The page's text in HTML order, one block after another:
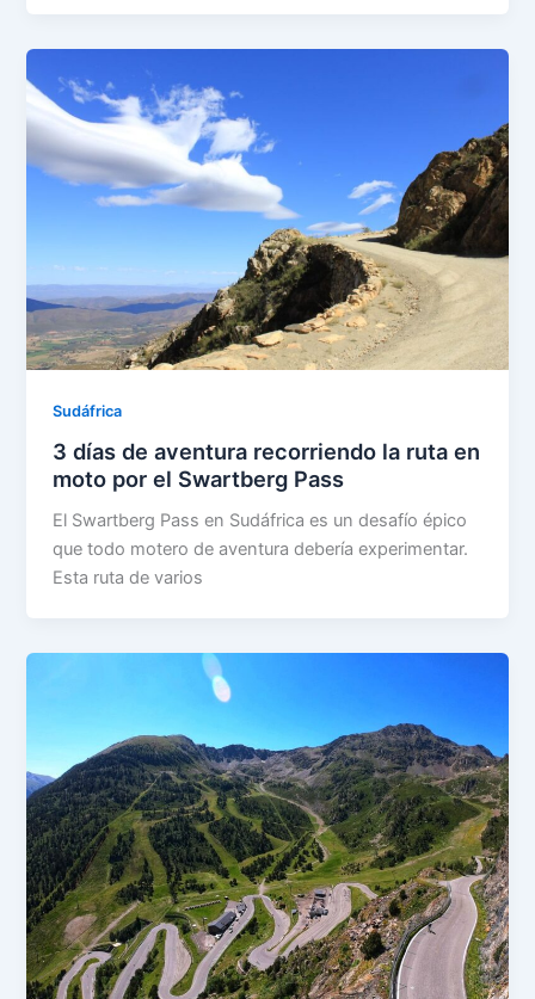
Sudáfrica
3 días de aventura recorriendo la ruta en
moto por el Swartberg Pass
El Swartberg Pass en Sudáfrica es un desafío épico
que todo motero de aventura debería experimentar.
Esta ruta de varios